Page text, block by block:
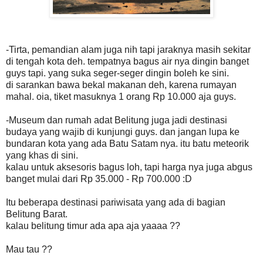
-Tirta, pemandian alam juga nih tapi jaraknya masih sekitar
di tengah kota deh. tempatnya bagus air nya dingin banget
guys tapi. yang suka seger-seger dingin boleh ke sini.
di sarankan bawa bekal makanan deh, karena rumayan
mahal. oia, tiket masuknya 1 orang Rp 10.000 aja guys.
-Museum dan rumah adat Belitung juga jadi destinasi
budaya yang wajib di kunjungi guys. dan jangan lupa ke
bundaran kota yang ada Batu Satam nya. itu batu meteorik
yang khas di sini.
kalau untuk aksesoris bagus loh, tapi harga nya juga abgus
banget mulai dari Rp 35.000 - Rp 700.000 :D
Itu beberapa destinasi pariwisata yang ada di bagian
Belitung Barat.
kalau belitung timur ada apa aja yaaaa ??
Mau tau ??